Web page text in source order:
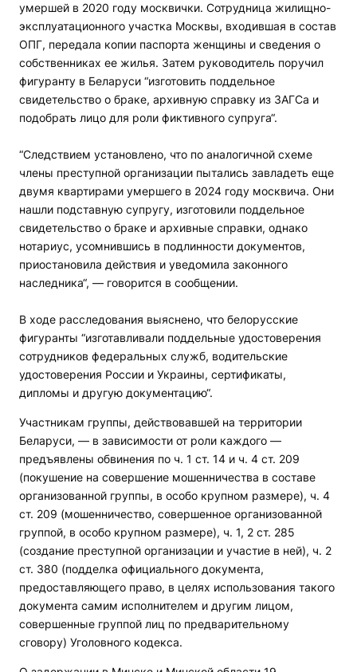
умершей в 2020 году москвички. Сотрудница жилищно-
эксплуатационного участка Москвы, входившая в состав
ОПГ, передала копии паспорта женщины и сведения о
собственниках ее жилья. Затем руководитель поручил
фигуранту в Беларуси “изготовить поддельное
свидетельство о браке, архивную справку из ЗАГСа и
подобрать лицо для роли фиктивного супруга“.
“Следствием установлено, что по аналогичной схеме
члены преступной организации пытались завладеть еще
двумя квартирами умершего в 2024 году москвича. Они
нашли подставную супругу, изготовили поддельное
свидетельство о браке и архивные справки, однако
нотариус, усомнившись в подлинности документов,
приостановила действия и уведомила законного
наследника“, — говорится в сообщении.
В ходе расследования выяснено, что белорусские
фигуранты “изготавливали поддельные удостоверения
сотрудников федеральных служб, водительские
удостоверения России и Украины, сертификаты,
дипломы и другую документацию“.
Участникам группы, действовавшей на территории
Беларуси, — в зависимости от роли каждого —
предъявлены обвинения по ч. 1 ст. 14 и ч. 4 ст. 209
(покушение на совершение мошенничества в составе
организованной группы, в особо крупном размере), ч. 4
ст. 209 (мошенничество, совершенное организованной
группой, в особо крупном размере), ч. 1, 2 ст. 285
(создание преступной организации и участие в ней), ч. 2
ст. 380 (подделка официального документа,
предоставляющего право, в целях использования такого
документа самим исполнителем и другим лицом,
совершенные группой лиц по предварительному
сговору) Уголовного кодекса.